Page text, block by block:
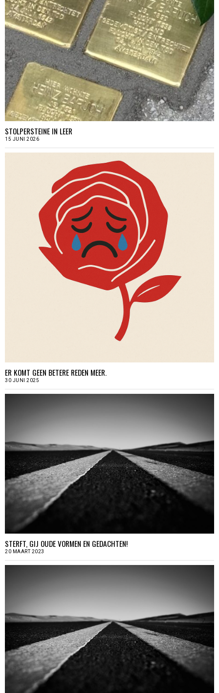
STOLPERSTEINE IN LEER
15 JUNI 2026
ER KOMT GEEN BETERE REDEN MEER.
30 JUNI 2025
STERFT, GIJ OUDE VORMEN EN GEDACHTEN!
20 MAART 2023